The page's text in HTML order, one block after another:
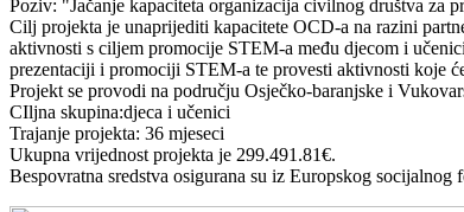
Poziv: "Jačanje kapaciteta organizacija civilnog društva
Cilj projekta je unaprijediti kapacitete OCD-a na razini
aktivnosti s ciljem promocije STEM-a među djecom i
prezentaciji i promociji STEM-a te provesti aktivnosti koje
Projekt se provodi na području Osječko-baranjske i
CIljna skupina:djeca i učenici
Trajanje projekta: 36 mjeseci
Ukupna vrijednost projekta je 299.491.81€.
Bespovratna sredstva osigurana su iz Europskog